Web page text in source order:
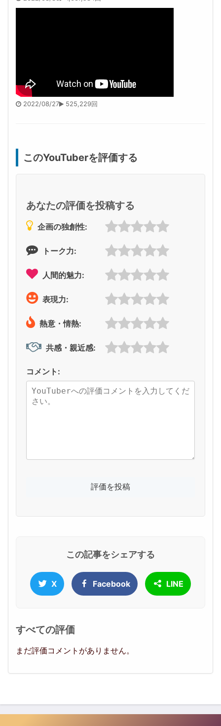
2022/08/27 525,229回
このYouTuberを評価する
あなたの評価を投稿する
企画の独創性:
トーク力:
人間的魅力:
表現力:
熱意・情熱:
共感・親近感:
コメント:
この記事をシェアする
X Facebook LINE
すべての評価
まだ評価コメントがありません。